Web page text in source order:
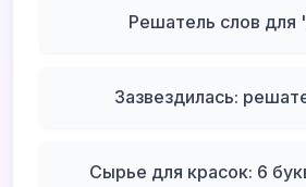
Решатель слов для
Зазвездилась:
Сырье для красок: 6